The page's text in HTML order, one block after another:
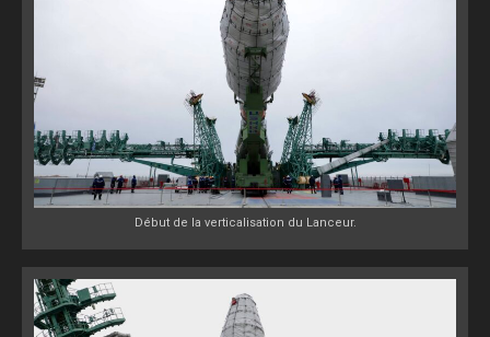
Début de la verticalisation du Lanceur.